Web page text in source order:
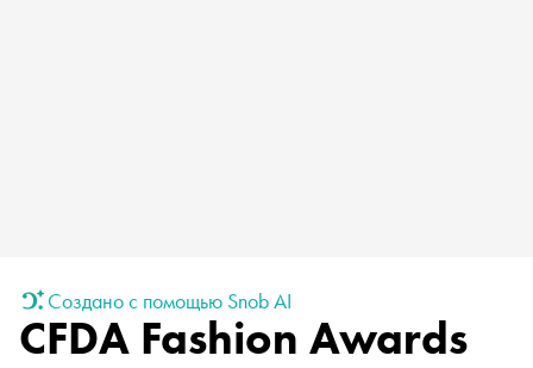
Создано с помощью Snob AI
CFDA Fashion Awards